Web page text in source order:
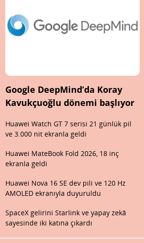
Google DeepMind’da Koray
Kavukçuoğlu dönemi başlıyor
Huawei Watch GT 7 serisi 21 günlük pil
ve 3.000 nit ekranla geldi
Huawei MateBook Fold 2026, 18 inç
ekranla geldi
Huawei Nova 16 SE dev pili ve 120 Hz
AMOLED ekranıyla duyuruldu
SpaceX gelirini Starlink ve yapay zekâ
sayesinde iki katına çıkardı